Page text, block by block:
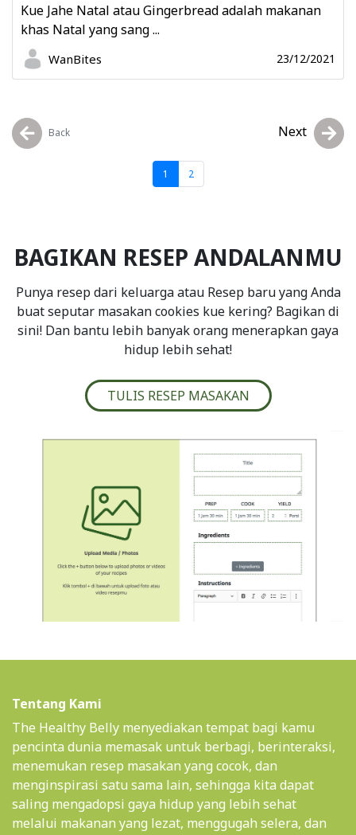
Kue Jahe Natal atau Gingerbread adalah makanan
khas Natal yang sang ...
WanBites 23/12/2021
Back
1 2
Next
BAGIKAN RESEP ANDALANMU
Punya resep dari keluarga atau Resep baru yang Anda
buat seputar masakan cookies kue kering? Bagikan di
sini! Dan bantu lebih banyak orang menerapkan gaya
hidup lebih sehat!
TULIS RESEP MASAKAN
Tentang Kami
The Healthy Belly menyediakan tempat bagi kamu
pencinta dunia memasak untuk berbagi, berinteraksi,
menemukan resep masakan yang cocok, dan
menginspirasi satu sama lain, sehingga kita dapat
saling mengadopsi gaya hidup yang lebih sehat
melalui makanan yang lezat, menggugah selera, dan